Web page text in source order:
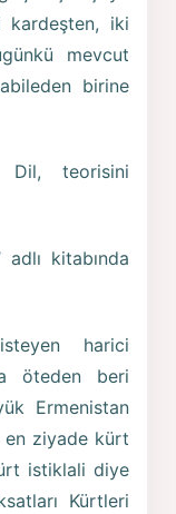
kardeşten, iki
mevcut
birine
Dil, teorisini
adlı kitabında
harici
öteden beri
Ermenistan
en ziyade kürt
istiklali diye
Kürtleri